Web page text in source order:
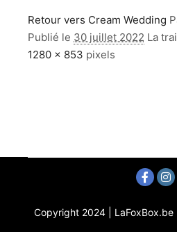
Retour vers Cream Wedding
Publié le 30 juillet 2022 La
1280 × 853 pixels
Copyright 2024 | LaFoxBox.be